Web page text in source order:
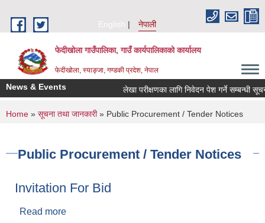
English
नेपाली
फेदीखोला गाउँपालिका, गाउँ कार्यपालिकाको कार्यालय
फेदीखोला, स्याङ्जा, गण्डकी प्रदेश, नेपाल
News & Events लेखा परीक्षणका लागि निवेदन पेश गर्ने सम्बन्धी
You are here
Home » सूचना तथा जानकारी» Public Procurement / Tender Notices
Public Procurement / Tender Notices
Invitation For Bid
Read more